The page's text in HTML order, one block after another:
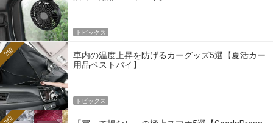
トピックス
車内の温度上昇を防げるカーグッズ5選【夏活カー
用品ベストバイ】
2位
トピックス
3位